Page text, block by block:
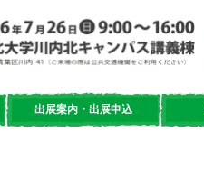
出展案内・出展申込